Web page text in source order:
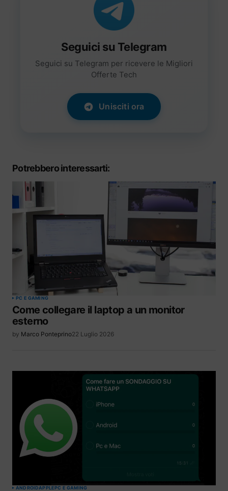
Seguici su Telegram
Seguici su Telegram per ricevere le Migliori
Offerte Tech
Unisciti ora
Potrebbero interessarti:
PC E GAMING
Come collegare il laptop a un monitor
esterno
by Marco Ponteprino22 Luglio 2026
ANDROIDAPPLEPC E GAMING